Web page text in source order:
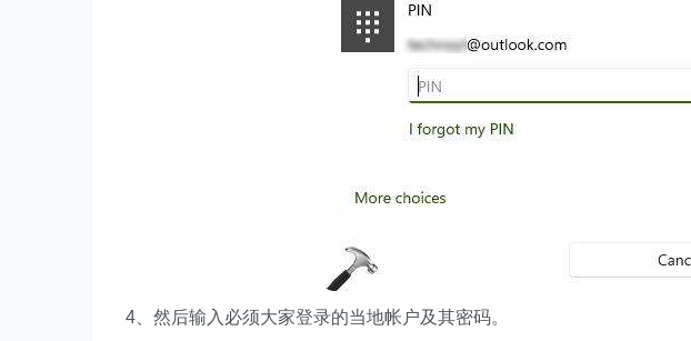
4、然后输入必须大家登录的当地帐户及其密码。